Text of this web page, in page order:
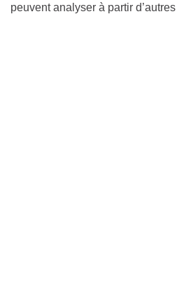
peuvent analyser à partir